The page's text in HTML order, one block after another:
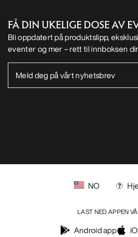
FÅ DIN UKELIGE DOSE AV
Bli oppdatert på produktslipp,
eventer og mer – rett til innboksen
NO
LAST NED APPEN
Android app